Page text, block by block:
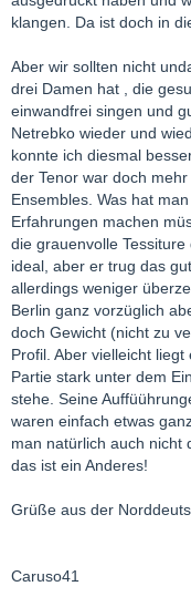
klangen. Da ist doch in
Aber wir sollten nicht
drei Damen hat , die
einwandfrei singen und
Netrebko wieder und
konnte ich diesmal
der Tenor war doch
Ensembles. Was hat
Erfahrungen machen
die grauenvolle
ideal, aber er trug das
allerdings weniger
Berlin ganz vorzüglich
doch Gewicht (nicht zu
Profil. Aber vielleicht
Partie stark unter dem
stehe. Seine
waren einfach etwas
man natürlich auch nicht
das ist ein Anderes!
Grüße aus der
Caruso41